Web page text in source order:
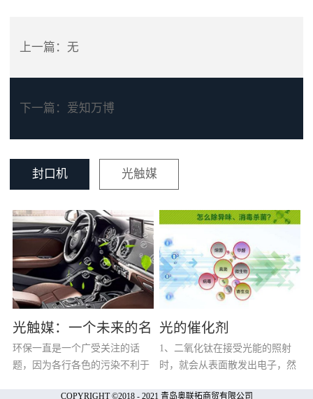
上一篇：无
下一篇： 爱知万博
封口机 光触媒
光触媒：一个未来的名
字，一个净化的传奇
环保一直是一个广受关注的话
题，因为各行各色的污染不利于
光的催化剂
1、二氧化钛在接受光能的照射
时，就会从表面散发出电子，然
COPYRIGHT ©2018 - 2021 青岛奥联拓商贸有限公司